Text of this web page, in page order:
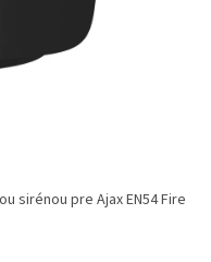
sirénou pre Ajax EN54 Fire